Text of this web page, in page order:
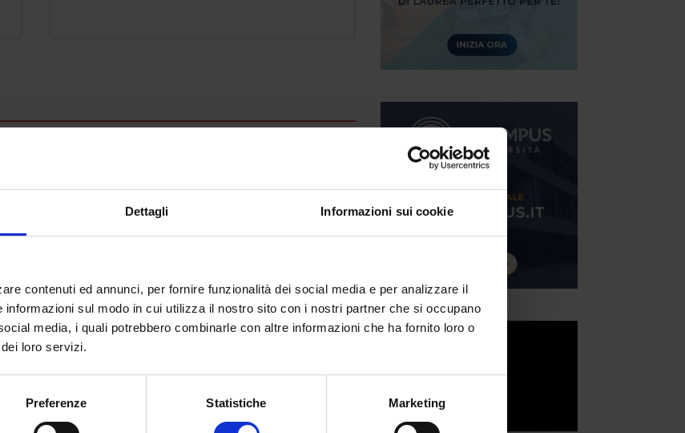
Dettagli Informazioni sui cookie
contenuti ed annunci, per fornire funzionalità dei social media e per analizzare il
informazioni sul modo in cui utilizza il nostro sito con i nostri partner che si occupano
media, i quali potrebbero combinarle con altre informazioni che ha fornito loro o
loro servizi.
Preferenze Statistiche Marketing
di aprire un’azienda e creare un
software